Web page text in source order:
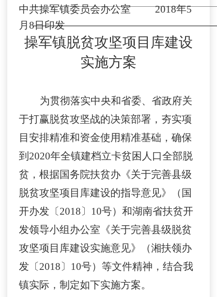
中共操军镇委员会办公室2018年5
月8日印发
操军镇脱贫攻坚项目库建设
实施方案
为贯彻落实中央和省委、省政府关
于打赢脱贫攻坚战的决策部署，夯实项
目安排精准和资金使用精准基础，确保
到 2020年全镇建档立卡贫困人口全部脱
贫，根据国务院扶贫办《关于完善县级
脱贫攻坚项目库建设的指导意见》（国
开办发〔2018〕10号）和湖南省扶贫开
发领导小组办公室《关于完善县级脱贫
攻坚项目库建设实施意见》（湘扶领办
发〔2018〕10号）等文件精神，结合我
镇实际，制定如下实施方案。